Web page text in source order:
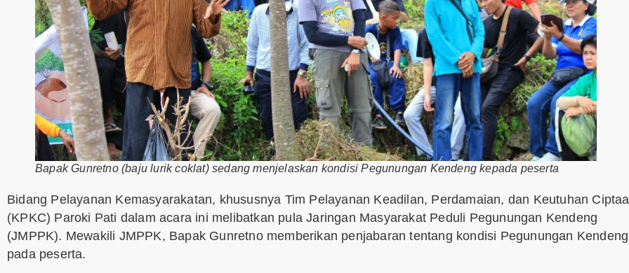
Bapak Gunretno (baju lurik coklat) sedang menjelaskan kondisi Pegunungan Kendeng kepada peserta
Bidang Pelayanan Kemasyarakatan, khususnya Tim Pelayanan Keadilan, Perdamaian, dan Keutuhan
(KPKC) Paroki Pati dalam acara ini melibatkan pula Jaringan Masyarakat Peduli Pegunungan Kendeng
(JMPPK). Mewakili JMPPK, Bapak Gunretno memberikan penjabaran tentang kondisi Pegunungan Kendeng
pada peserta.